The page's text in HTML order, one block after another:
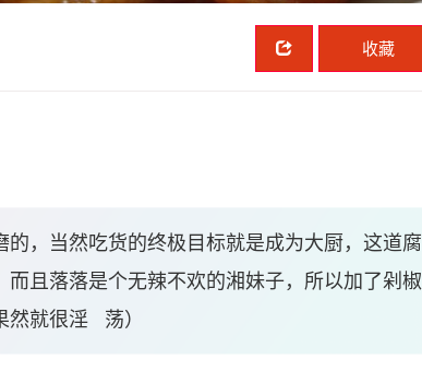
收藏
，当然吃货的终极目标就是成为大厨，这道腐
且落落是个无辣不欢的湘妹子，所以加了剁椒
然就很淫 荡）